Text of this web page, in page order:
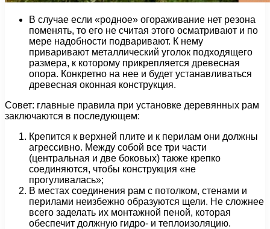
В случае если «родное» огораживание нет резона
поменять, то его не считая этого осматривают и по
мере надобности подваривают. К нему
приваривают металлический уголок подходящего
размера, к которому прикрепляется древесная
опора. Конкретно на нее и будет устанавливаться
древесная оконная конструкция.
Совет: главные правила при установке деревянных рам
заключаются в последующем:
Крепится к верхней плите и к перилам они должны
агрессивно. Между собой все три части
(центральная и две боковых) также крепко
соединяются, чтобы конструкция «не
прогуливалась»;
В местах соединения рам с потолком, стенами и
перилами неизбежно образуются щели. Не сложнее
всего заделать их монтажной пеной, которая
обеспечит должную гидро- и теплоизоляцию.